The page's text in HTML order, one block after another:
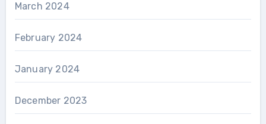
March 2024
February 2024
January 2024
December 2023